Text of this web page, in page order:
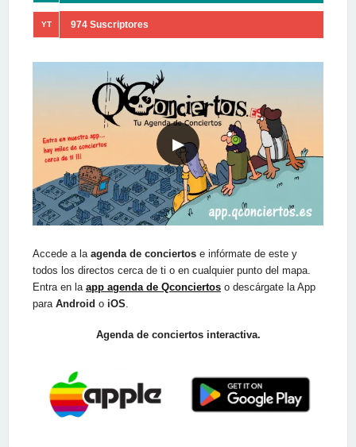
YT 974 Suscriptores
▶
Accede a la agenda de conciertos e infórmate de este y
todos los directos cerca de ti o en cualquier punto del mapa.
Entra en la app agenda de Qconciertos o descárgate la App
para Android o iOS.
Agenda de conciertos interactiva.